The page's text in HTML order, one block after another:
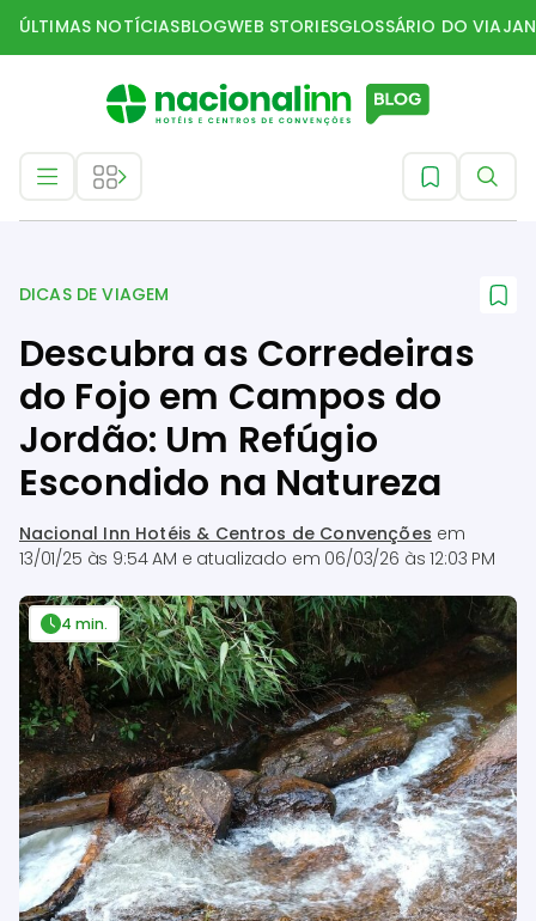
ÚLTIMAS NOTÍCIASBLOGWEB STORIESGLOSSÁRIO DO
DICAS DE VIAGEM
Descubra as Corredeiras
do Fojo em Campos do
Jordão: Um Refúgio
Escondido na Natureza
Nacional Inn Hotéis & Centros de Convenções em
13/01/25 às 9:54 AM e atualizado em 06/03/26 às 12:03 PM
4 min.